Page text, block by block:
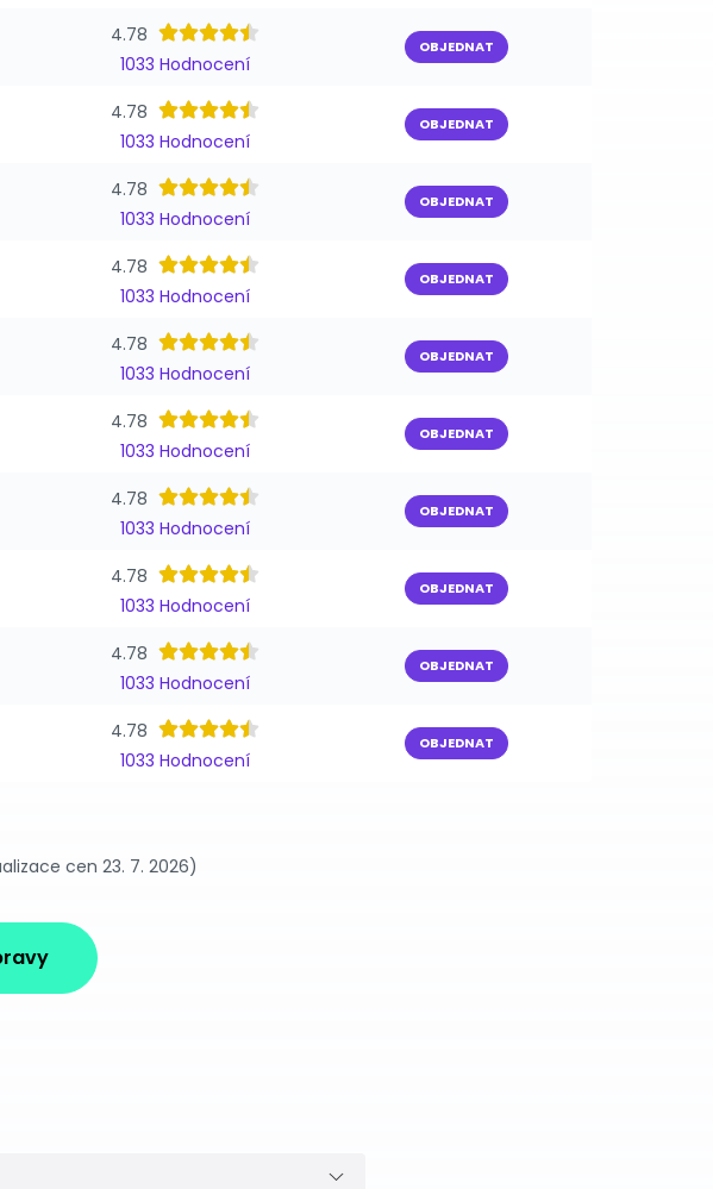
4.78
1033 Hodnocení
OBJEDNAT
4.78
1033 Hodnocení
OBJEDNAT
4.78
1033 Hodnocení
OBJEDNAT
4.78
1033 Hodnocení
OBJEDNAT
4.78
1033 Hodnocení
OBJEDNAT
4.78
1033 Hodnocení
OBJEDNAT
4.78
1033 Hodnocení
OBJEDNAT
4.78
1033 Hodnocení
OBJEDNAT
4.78
1033 Hodnocení
OBJEDNAT
4.78
1033 Hodnocení
OBJEDNAT
cen 23. 7. 2026)